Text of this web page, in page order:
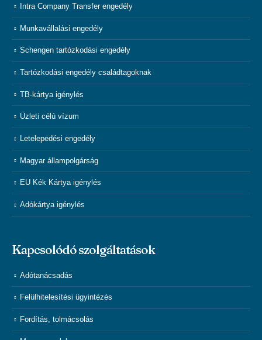
Intra Company Transfer engedély
Munkavállalási engedély
Schengen tartózkodási engedély
Tartózkodási engedély családtagoknak
TB-kártya igénylés
Üzleti célú vízum
Letelepedési engedély
Magyar állampolgárság
EU Kék Kártya igénylés
Adókártya igénylés
Kapcsolódó szolgáltatások
Adótanácsadás
Felülhitelesítési ügyintézés
Fordítás, tolmácsolás